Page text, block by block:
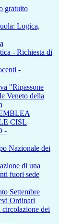
gratuito
Logica,
- Richiesta di
-
"Ripassone
Veneto della
CISL
-
Nazionale dei
di una
fuori sede
Settembre
Ordinari
dei